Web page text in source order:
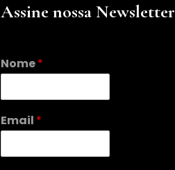
Assine nossa Newsletter
Nome*
N
o
e
Email *